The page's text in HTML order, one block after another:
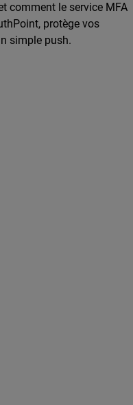
comment le service MFA
protège vos
simple push.